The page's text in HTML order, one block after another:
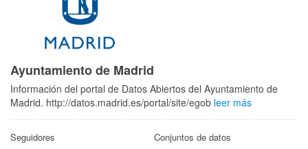
Ayuntamiento de Madrid
Información del portal de Datos Abiertos del Ayuntamiento de
Madrid. http://datos.madrid.es/portal/site/egob leer más
Seguidores Conjuntos de datos